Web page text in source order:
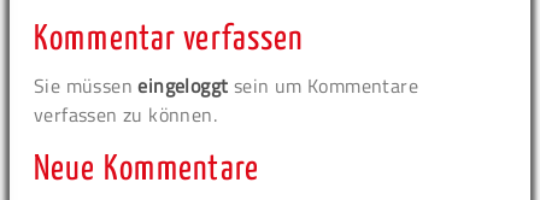
Kommentar verfassen
Sie müsseneingeloggt sein um Kommentare
verfassen zu können.
Neue Kommentare